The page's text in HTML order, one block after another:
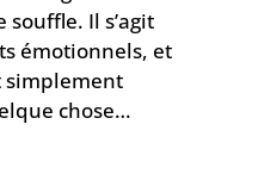
Il s’agit
émotionnels, et
simplement
chose…